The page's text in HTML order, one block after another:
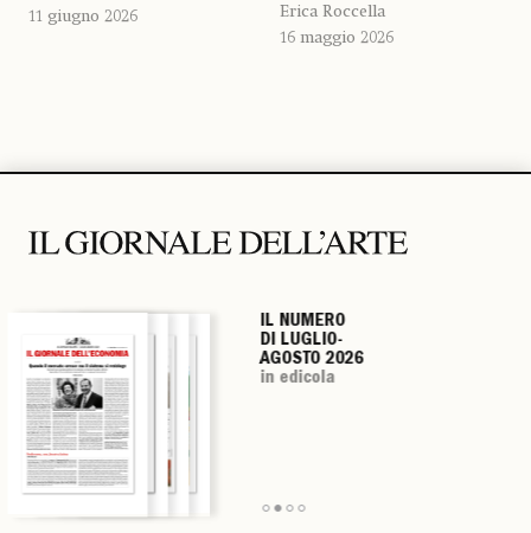
11 giugno 2026
Erica Roccella
16 maggio 2026
IL NUMERO
DI LUGLIO-
AGOSTO 2026
in edicola
IL NUMERO
DI LUGLIO-
AGOSTO 2026
in edicola
IL NUMERO
DI LUGLIO-
AGOSTO 2026
in edicola
IL NUMERO
DI LUGLIO-
AGOSTO 2026
in edicola